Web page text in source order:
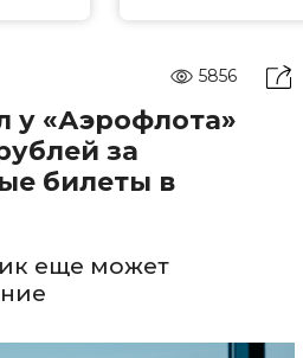
5856
у «Аэрофлота»
за
билеты в
еще может